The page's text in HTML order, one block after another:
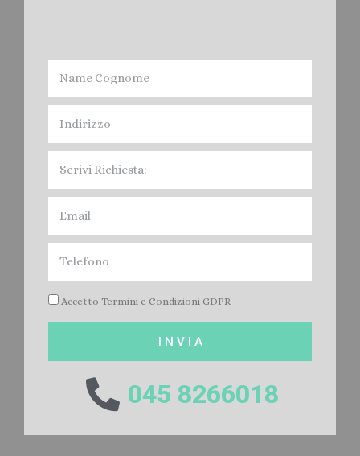
NOLEGGIO BAGNI
CHIMICI SANT'ANNA
D'ALFAEDO
Accetto Termini e Condizioni GDPR
I N V I A
045 8266018